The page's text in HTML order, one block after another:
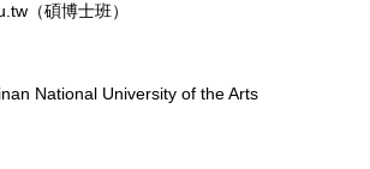
（碩博士班）
National University of the Arts